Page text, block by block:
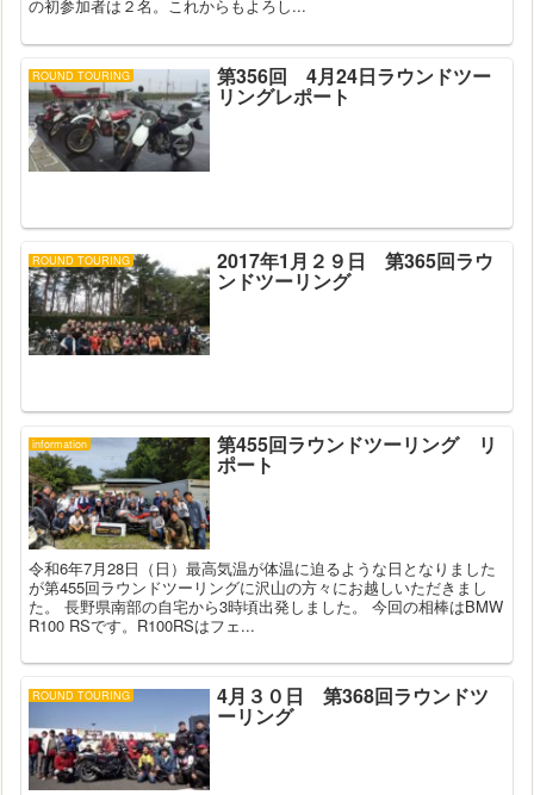
の初参加者は２名。これからもよろし...
ROUND TOURING 第356回 4月24日ラウンドツー
リングレポート
ROUND TOURING 2017年1月２９日 第365回ラウ
ンドツーリング
information 第455回ラウンドツーリング リ
ポート
令和6年7月28日（日）最高気温が体温に迫るような日となりました
が第455回ラウンドツーリングに沢山の方々にお越しいただきまし
た。 長野県南部の自宅から3時頃出発しました。 今回の相棒はBMW
R100 RSです。R100RSはフェ...
ROUND TOURING 4月３０日 第368回ラウンドツ
ーリング